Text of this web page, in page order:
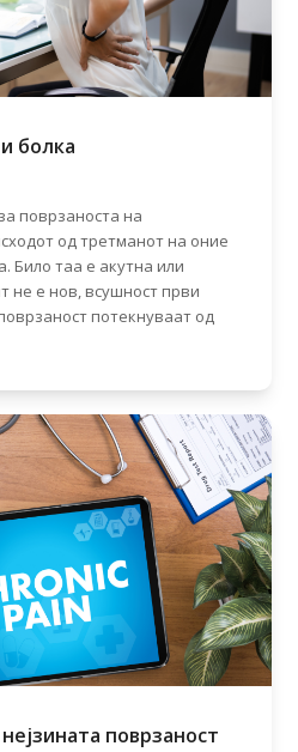
болка
поврзаноста на
од третманот на оние
Било таа е акутна или
не е нов, всушност први
потекнуваат од
поврзаност